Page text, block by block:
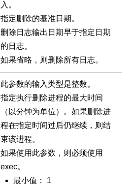
入。
指定删除的基准日期。
删除日志输出日期早于指定日期
的日志。
如果省略，则删除所有日志。
此参数的输入类型是整数。
指定执行删除进程的最大时间
（以分钟为单位）。如果删除进
程在指定时间过后仍继续，则结
束该进程。
如果使用此参数，则必须使用
exec。
最小值： 1